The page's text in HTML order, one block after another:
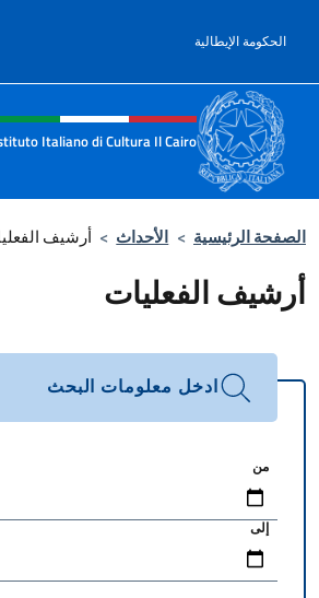
الحكومة الإيطالية
sito, social e menù
Italiano di Cultura Il Cairo
الصفحة الرئيسية > الأحداث > أرشيف
أرشيف الفعليات
ادخل معلومات البحث
من
إلى